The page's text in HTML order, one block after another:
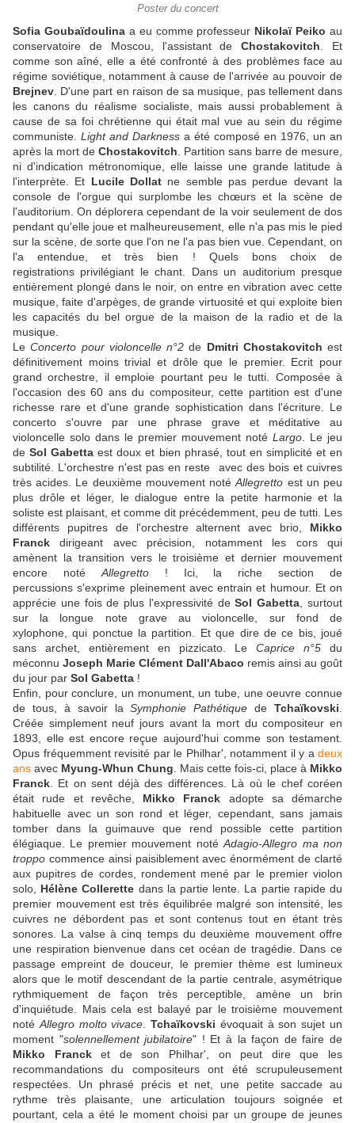
Poster du concert
Sofia Goubaïdoulinaa eu comme professeur Nikolaï Peiko au
conservatoire de Moscou, l'assistant deChostakovitch . Et
comme son aîné, elle a été confronté à des problèmes face au
régime soviétique, notamment à cause de l'arrivée au pouvoir de
Brejnev . D'une part en raison de sa musique, pas tellement dans
les canons du réalisme socialiste, mais aussi probablement à
cause de sa foi chrétienne qui était mal vue au sein du régime
communiste. Light and Darkness a été composé en 1976, un an
après la mort de Chostakovitch . Partition sans barre de mesure,
ni d'indication métronomique, elle laisse une grande latitude à
l'interprète. Et Lucile Dollat ne semble pas perdue devant la
console de l'orgue qui surplombe les chœurs et la scène de
l'auditorium. On déplorera cependant de la voir seulement de dos
pendant qu'elle joue et malheureusement, elle n'a pas mis le pied
sur la scène, de sorte que l'on ne l'a pas bien vue. Cependant, on
l'a entendue, et très bien ! Quels bons choix de
registrations privilégiant le chant. Dans un auditorium presque
entièrement plongé dans le noir, on entre en vibration avec cette
musique, faite d'arpèges, de grande virtuosité et qui exploite bien
les capacités du bel orgue de la maison de la radio et de la
musique.
LeConcerto pour violoncelle n°2 de Dmitri Chostakovitch est
définitivement moins trivial et drôle que le premier. Ecrit pour
grand orchestre, il emploie pourtant peu le tutti. Composée à
l'occasion des 60 ans du compositeur, cette partition est d'une
richesse rare et d'une grande sophistication dans l'écriture. Le
concerto s'ouvre par une phrase grave et méditative au
violoncelle solo dans le premier mouvement noté Largo . Le jeu
deSol Gabetta est doux et bien phrasé, tout en simplicité et en
subtilité. L'orchestre n'est pas en reste avec des bois et cuivres
très acides. Le deuxième mouvement notéAllegretto est un peu
plus drôle et léger, le dialogue entre la petite harmonie et la
soliste est plaisant, et comme dit précédemment, peu de tutti. Les
différents pupitres de l'orchestre alternent avec brio, Mikko
Franck dirigeant avec précision, notamment les cors qui
amènent la transition vers le troisième et dernier mouvement
encore noté Allegretto! Ici, la riche section de
percussions s'exprime pleinement avec entrain et humour. Et on
apprécie une fois de plus l'expressivité deSol Gabetta , surtout
sur la longue note grave au violoncelle, sur fond de
xylophone, qui ponctue la partition. Et que dire de ce bis, joué
sans archet, entièrement en pizzicato. Le Caprice n°5 du
méconnu Joseph Marie Clément Dall'Abaco remis ainsi au goût
du jour par Sol Gabetta !
Enfin, pour conclure, un monument, un tube, une oeuvre connue
de tous, à savoir laSymphonie Pathétique de Tchaïkovski
Créée simplement neuf jours avant la mort du compositeur en
1893, elle est encore reçue aujourd'hui comme son testament.
Opus fréquemment revisité par le Philhar', notamment il y a deux
ans avec Myung-Whun Chung . Mais cette fois-ci, place à Mikko
Franck . Et on sent déjà des différences. Là où le chef coréen
était rude et revêche, Mikko Franck adopte sa démarche
habituelle avec un son rond et léger, cependant, sans jamais
tomber dans la guimauve que rend possible cette partition
élégiaque. Le premier mouvement notéAdagio-Allegro ma non
troppo commence ainsi paisiblement avec énormément de clarté
aux pupitres de cordes, rondement mené par le premier violon
solo, Hélène Collerette dans la partie lente. La partie rapide du
premier mouvement est très équilibrée malgré son intensité, les
cuivres ne débordent pas et sont contenus tout en étant très
sonores. La valse à cinq temps du deuxième mouvement offre
une respiration bienvenue dans cet océan de tragédie. Dans ce
passage empreint de douceur, le premier thème est lumineux
alors que le motif descendant de la partie centrale, asymétrique
rythmiquement de façon très perceptible, amène un brin
d'inquiétude. Mais cela est balayé par le troisième mouvement
noté Allegro molto vivace .Tchaïkovski évoquait à son sujet un
moment "solennellement jubilatoire" ! Et à la façon de faire de
Mikko Francket de son Philhar', on peut dire que les
recommandations du compositeurs ont été scrupuleusement
respectées. Un phrasé précis et net, une petite saccade au
rythme très plaisante, une articulation toujours soignée et
pourtant, cela a été le moment choisi par un groupe de jeunes